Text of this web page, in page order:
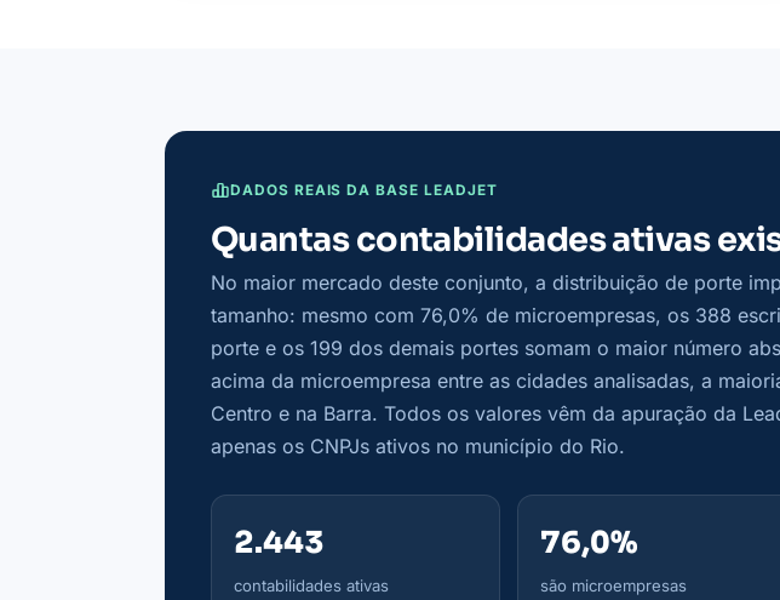
DADOS REAIS DA BASE LEADJET
Quantas contabilidades ativas
No maior mercado deste conjunto, a distribuição de porte
tamanho: mesmo com 76,0% de microempresas, os 388
porte e os 199 dos demais portes somam o maior número
acima da microempresa entre as cidades analisadas, a
Centro e na Barra. Todos os valores vêm da apuração da
apenas os CNPJs ativos no município do Rio.
2.443
contabilidades ativas
76,0%
são microempresas